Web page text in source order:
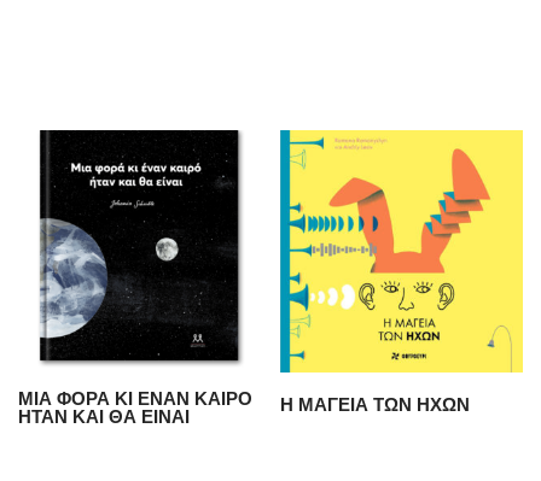
ΜΙΑ ΦΟΡΑ ΚΙ ΕΝΑΝ ΚΑΙΡΟ
ΗΤΑΝ ΚΑΙ ΘΑ ΕΙΝΑΙ
Η ΜΑΓΕΙΑ ΤΩΝ ΗΧΩΝ